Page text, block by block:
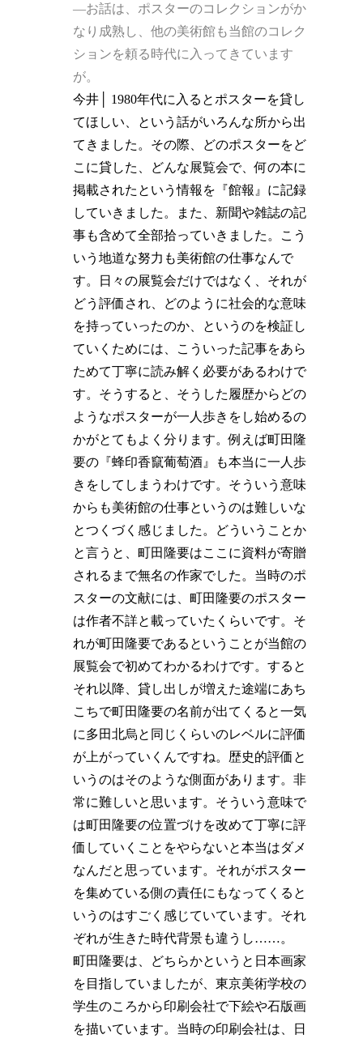
―お話は、ポスターのコレクションがか
なり成熟し、他の美術館も当館のコレク
ションを頼る時代に入ってきています
が。
今井│ 1980年代に入るとポスターを貸し
てほしい、という話がいろんな所から出
てきました。その際、どのポスターをど
こに貸した、どんな展覧会で、何の本に
掲載されたという情報を『館報』に記録
していきました。また、新聞や雑誌の記
事も含めて全部拾っていきました。こう
いう地道な努力も美術館の仕事なんで
す。日々の展覧会だけではなく、それが
どう評価され、どのように社会的な意味
を持っていったのか、というのを検証し
ていくためには、こういった記事をあら
ためて丁寧に読み解く必要があるわけで
す。そうすると、そうした履歴からどの
ようなポスターが一人歩きをし始めるの
かがとてもよく分ります。例えば町田隆
要の『蜂印香竄葡萄酒』も本当に一人歩
きをしてしまうわけです。そういう意味
からも美術館の仕事というのは難しいな
とつくづく感じました。どういうことか
と言うと、町田隆要はここに資料が寄贈
されるまで無名の作家でした。当時のポ
スターの文献には、町田隆要のポスター
は作者不詳と載っていたくらいです。そ
れが町田隆要であるということが当館の
展覧会で初めてわかるわけです。すると
それ以降、貸し出しが増えた途端にあち
こちで町田隆要の名前が出てくると一気
に多田北烏と同じくらいのレベルに評価
が上がっていくんですね。歴史的評価と
いうのはそのような側面があります。非
常に難しいと思います。そういう意味で
は町田隆要の位置づけを改めて丁寧に評
価していくことをやらないと本当はダメ
なんだと思っています。それがポスター
を集めている側の責任にもなってくると
いうのはすごく感じていています。それ
ぞれが生きた時代背景も違うし……。
町田隆要は、どちらかというと日本画家
を目指していましたが、東京美術学校の
学生のころから印刷会社で下絵や石版画
を描いています。当時の印刷会社は、日